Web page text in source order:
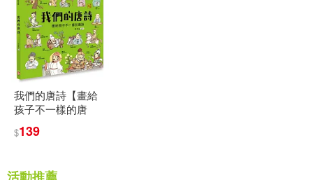
適合平板閱讀(1)
其他 (可複選)
我們的唐詩【畫給
孩子不一樣的唐
$139